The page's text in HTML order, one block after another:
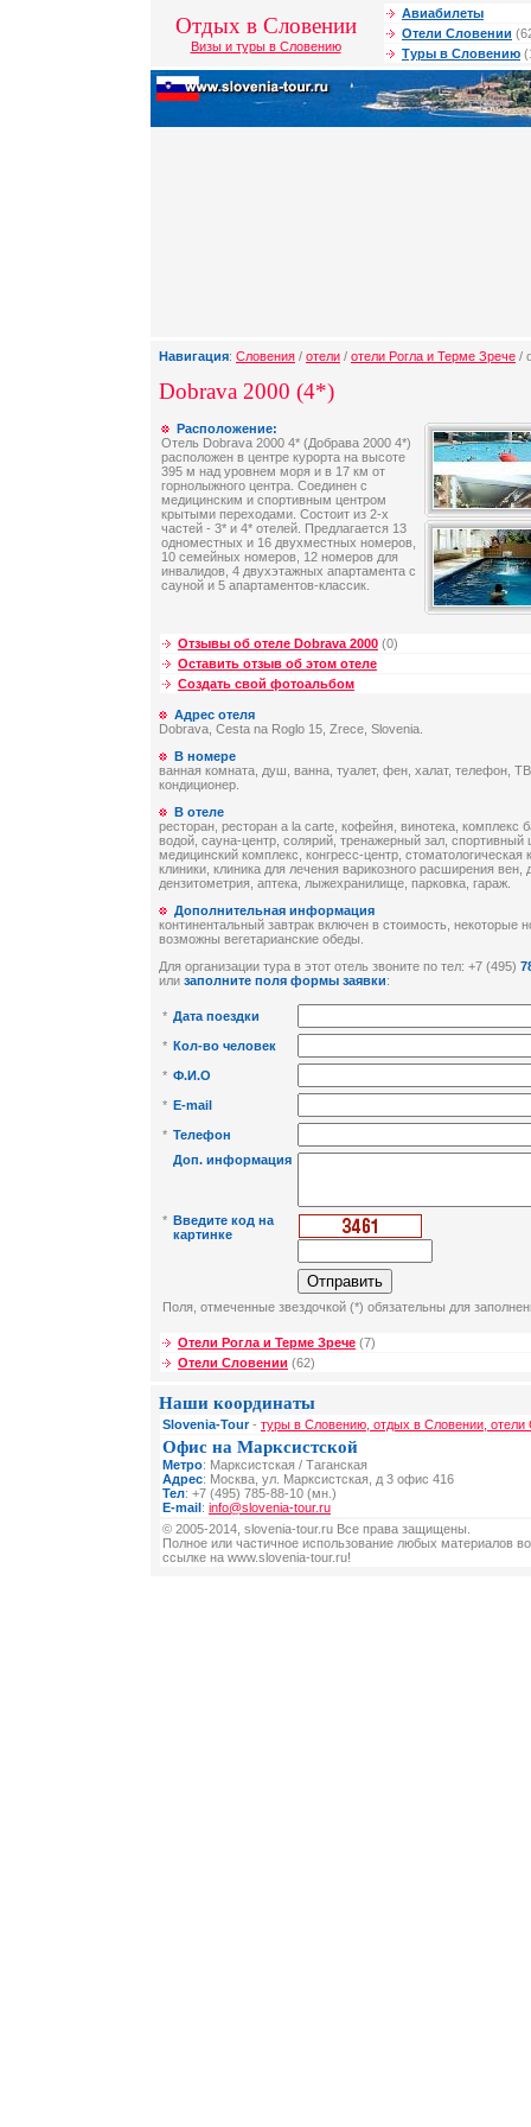
Отдых в Словении
Визы и туры в Словению
Авиабилеты
Отели Словении
Туры в Словению
Навигация: Словения / отели / отели Рогла и Терме Зрече /
Dobrava 2000 (4*)
Расположение:
Отель Dobrava 2000 4* (Добрава 2000 4*)
расположен в центре курорта на высоте
395 м над уровнем моря и в 17 км от
горнолыжного центра. Соединен с
медицинским и спортивным центром
крытыми переходами. Состоит из 2-х
частей - 3* и 4* отелей. Предлагается 13
одноместных и 16 двухместных номеров,
10 семейных номеров, 12 номеров для
инвалидов, 4 двухэтажных апартамента с
сауной и 5 апартаментов-классик.
Отзывы об отеле Dobrava 2000 (0)
Оставить отзыв об этом отеле
Создать свой фотоальбом
Адрес отеля
Dobrava, Cesta na Roglo 15, Zrece, Slovenia.
В номере
ванная комната, душ, ванна, туалет, фен, халат, телефон,
кондиционер.
В отеле
ресторан, ресторан a la carte, кофейня, винотека, комплекс
водой, сауна-центр, солярий, тренажерный зал, спортивный
медицинский комплекс, конгресс-центр, стоматологическая
клиники, клиника для лечения варикозного расширения вен,
дензитометрия, аптека, лыжехранилище, парковка, гараж.
Дополнительная информация
континентальный завтрак включен в стоимость, некоторые
возможны вегетарианские обеды.
Для организации тура в этот отель звоните по тел: +7 (495)
или заполните поля формы заявки:
* Дата поездки
* Кол-во человек
* Ф.И.О
* E-mail
* Телефон
Доп. информация
* Введите код на
картинке
Поля, отмеченные звездочкой (*) обязательны для
Отели Рогла и Терме Зрече (7)
Отели Словении (62)
Наши координаты
Slovenia-Tour- туры в Словению, отдых в Словении,
Офис на Марксистской
Метро: Марксистская / Таганская
Адрес: Москва, ул. Марксистская, д 3 офис 416
Тел: +7 (495) 785-88-10 (мн.)
E-mail: info@slovenia-tour.ru
© 2005-2014, slovenia-tour.ru Все права защищены.
Полное или частичное использование любых материалов
ссылке на www.slovenia-tour.ru!